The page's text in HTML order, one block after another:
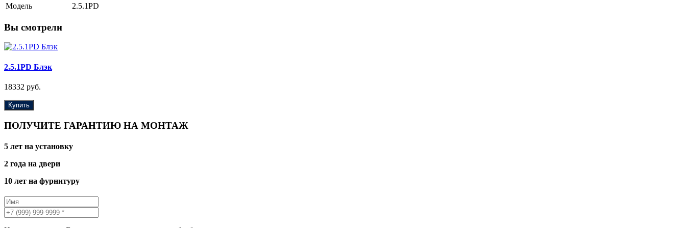
Модель 2.5.1PD
Вы смотрели
2.5.1PD Блэк
18332 руб.
Купить
ПОЛУЧИТЕ ГАРАНТИЮ НА МОНТАЖ
5 лет на установку
2 года на двери
10 лет на фурнитуру